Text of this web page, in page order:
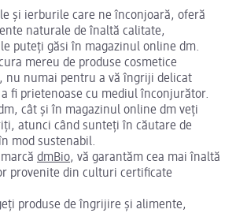
și ierburile care ne înconjoară, oferă
naturale de înaltă calitate,
puteți găsi în magazinul online dm.
mereu de produse cosmetice
, nu numai pentru a vă îngriji delicat
fi prietenoase cu mediul înconjurător.
cât și în magazinul online dm veți
atunci când sunteți în căutare de
mod sustenabil.
dmBio, vă garantăm cea mai înaltă
provenite din culturi certificate
produse de îngrijire și alimente,